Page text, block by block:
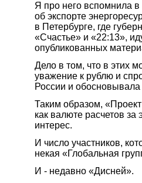
Я про него вспомнила
об экспорте
в Петербурге, где
«Счастье» и «22:13»,
опубликованных
Дело в том, что в этих
уважение к рублю и
России и
Таким образом,
как валюте расчетов
интерес.
И число участников,
некая «Глобальная
И - недавно «Дисней».